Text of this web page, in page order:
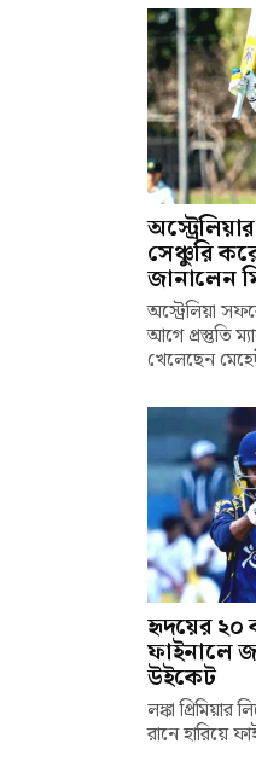
সেঞ্চুরি
জানালেন
অস্ট্রেলিয়া
আগে প্রস্তুতি
খেলেছেন
হৃদয়ের ২০
ফাইনালে
উইকেট
লঙ্কা প্রিমিয়ার
রানে হারিয়ে